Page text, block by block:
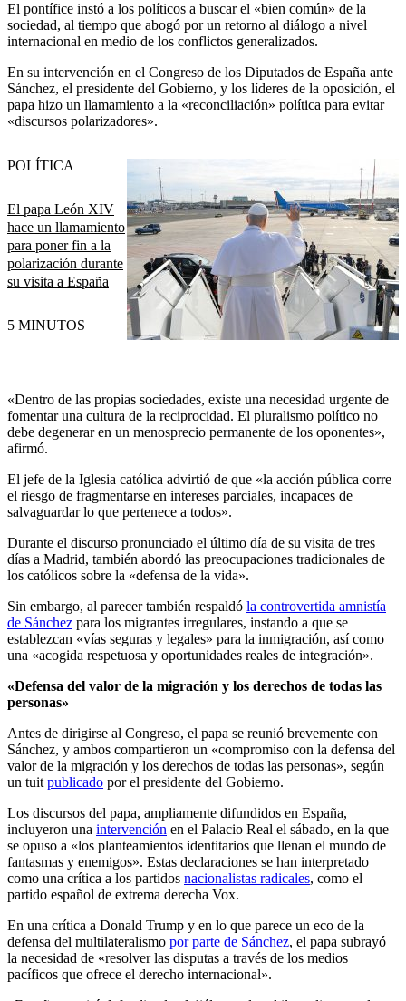
El pontífice instó a los políticos a buscar el «bien común» de la
sociedad, al tiempo que abogó por un retorno al diálogo a nivel
internacional en medio de los conflictos generalizados.
En su intervención en el Congreso de los Diputados de España ante
Sánchez, el presidente del Gobierno, y los líderes de la oposición, el
papa hizo un llamamiento a la «reconciliación» política para evitar
«discursos polarizadores».
El papa León XIV
hace un llamamiento
para poner fin a la
polarización durante
su visita a España
POLÍTICA
5 MINUTOS
«Dentro de las propias sociedades, existe una necesidad urgente de
fomentar una cultura de la reciprocidad. El pluralismo político no
debe degenerar en un menosprecio permanente de los oponentes»,
afirmó.
El jefe de la Iglesia católica advirtió de que «la acción pública corre
el riesgo de fragmentarse en intereses parciales, incapaces de
salvaguardar lo que pertenece a todos».
Durante el discurso pronunciado el último día de su visita de tres
días a Madrid, también abordó las preocupaciones tradicionales de
los católicos sobre la «defensa de la vida».
Sin embargo, al parecer también respaldó la controvertida amnistía
de Sánchez para los migrantes irregulares, instando a que se
establezcan «vías seguras y legales» para la inmigración, así como
una «acogida respetuosa y oportunidades reales de integración».
«Defensa del valor de la migración y los derechos de todas las
personas»
Antes de dirigirse al Congreso, el papa se reunió brevemente con
Sánchez, y ambos compartieron un «compromiso con la defensa del
valor de la migración y los derechos de todas las personas», según
un tuit publicado por el presidente del Gobierno.
Los discursos del papa, ampliamente difundidos en España,
incluyeron una intervención en el Palacio Real el sábado, en la que
se opuso a «los planteamientos identitarios que llenan el mundo de
fantasmas y enemigos». Estas declaraciones se han interpretado
como una crítica a los partidos nacionalistas radicales, como el
partido español de extrema derecha Vox.
En una crítica a Donald Trump y en lo que parece un eco de la
defensa del multilateralismo por parte de Sánchez, el papa subrayó
la necesidad de «resolver las disputas a través de los medios
pacíficos que ofrece el derecho internacional».